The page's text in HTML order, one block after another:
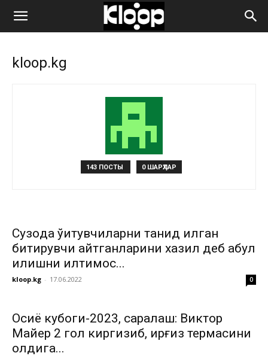
ҚИРҒИЗИСТОН
ЯНГИЛИКЛАРИ
kloop.kg
143 ПОСТЫ 0 ШАРҲЛАР
Сузоқда ўқитувчиларни танқид қилган
битирувчи айтганларини хазил деб қабул
қилишни илтимос...
kloop.kg - 17.06.2022 0
Осиё кубоги-2023, саралаш: Виктор
Майер 2 гол киргизиб, қирғиз термасини
олдига...